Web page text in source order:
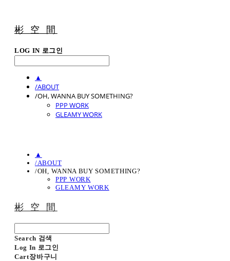
彬 空 間
LOG IN 로그인
▲
/ABOUT
/OH, WANNA BUY SOMETHING?
PPP WORK
GLEAMY WORK
▲
/ABOUT
/OH, WANNA BUY SOMETHING?
PPP WORK
GLEAMY WORK
彬 空 間
Search 검색
Log In 로그인
Cart장바구니